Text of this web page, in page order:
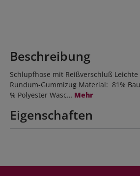
Beschreibung
Schlupfhose mit Reißverschluß
Rundum-Gummizug Material: 81%
% Polyester Wasc… Mehr
Eigenschaften